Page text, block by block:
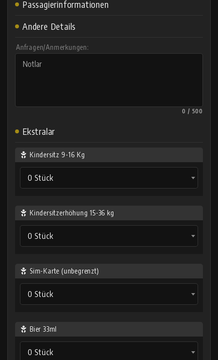
Passagierinformationen
Andere Details
Anfragen/Anmerkungen:
0 / 500
Ekstralar
Kindersitz 9-16 Kg
0 Stück
Kindersitzerhöhung 15-36 kg
0 Stück
Sim-Karte (unbegrenzt)
0 Stück
Bier 33ml
0 Stück